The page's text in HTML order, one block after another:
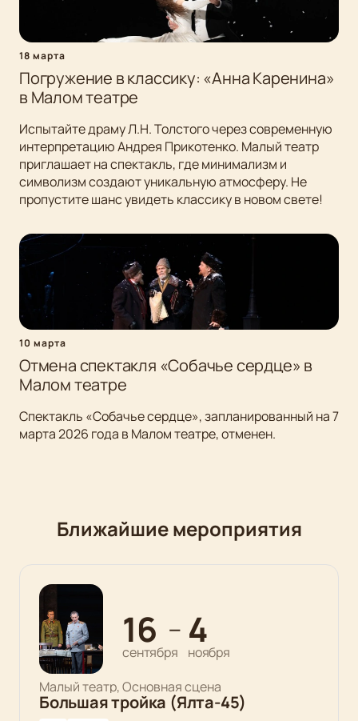
18 марта
Погружение в классику: «Анна Каренина»
в Малом театре
Испытайте драму Л.Н. Толстого через современную
интерпретацию Андрея Прикотенко. Малый театр
приглашает на спектакль, где минимализм и
символизм создают уникальную атмосферу. Не
пропустите шанс увидеть классику в новом свете!
10 марта
Отмена спектакля «Собачье сердце» в
Малом театре
Спектакль «Собачье сердце», запланированный на 7
марта 2026 года в Малом театре, отменен.
Ближайшие мероприятия
16
сентября
— 4
ноября
Малый театр, Основная сцена
Большая тройка (Ялта-45)